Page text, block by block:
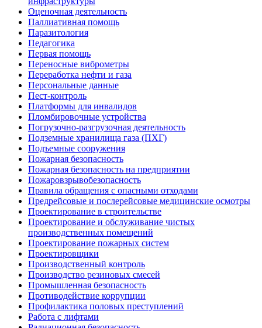
Оценочная деятельность
Паллиативная помощь
Паразитология
Педагогика
Первая помощь
Переносные виброметры
Переработка нефти и газа
Персональные данные
Пест-контроль
Платформы для инвалидов
Пломбировочные устройства
Погрузочно-разгрузочная деятельность
Подземные хранилища газа (ПХГ)
Подъемные сооружения
Пожарная безопасность
Пожарная безопасность на предприятии
Пожаровзрывобезопасность
Правила обращения с опасными отходами
Предрейсовые и послерейсовые медицинские осмотры
Проектирование в строительстве
Проектирование и обслуживание чистых
производственных помещений
Проектирование пожарных систем
Проектировщики
Производственный контроль
Производство резиновых смесей
Промышленная безопасность
Противодействие коррупции
Профилактика половых преступлений
Работа с лифтами